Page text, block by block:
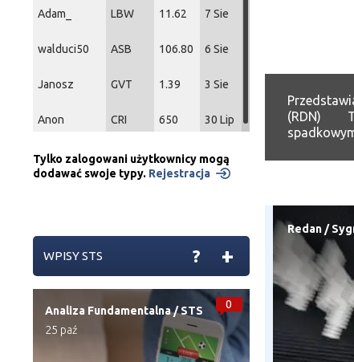
(RDN)
Redan/
Adam_ LBW 11.62 7 Sie
walduci50 ASB 106.80 6 Sie
Janosz GVT 1.39 3 Sie
Anon CRI 650 30 Lip
Tylko zalogowani użytkownicy mogą
dodawać swoje typy. Rejestracja
WPISY STS +
?
0
Analiza Fundamentalna/STS
25 paź